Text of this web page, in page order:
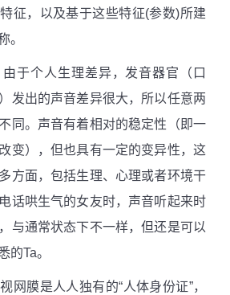
征，以及基于这些特征(参数)所建
。
个人生理差异，发音器官（口
发出的声音差异很大，所以任意两
同。声音有着相对的稳定性（即一
变），但也具有一定的变异性，这
方面，包括生理、心理或者环境干
话哄生气的女友时，声音听起来时
与通常状态下不一样，但还是可以
的Ta。
膜是人人独有的“人体身份证”，